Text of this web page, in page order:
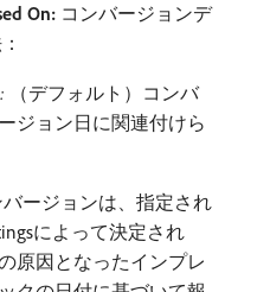
On: コンバージョンデ
（デフォルト）コンバ
ジョン日に関連付けら
バージョンは、指定され
によって決定され
原因となったインプレ